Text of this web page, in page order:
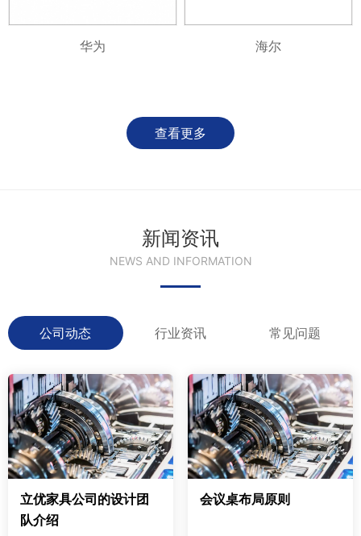
华为 海尔
查看更多
新闻资讯
NEWS AND INFORMATION
公司动态 行业资讯 常见问题
立优家具公司的设计团
队介绍
会议桌布局原则